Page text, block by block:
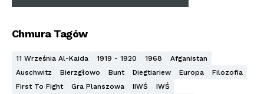
Chmura Tagów
11 Września Al-Kaida 1919 - 1920 1968
Afganistan
Auschwitz
Bierzgłowo Bunt Diegtiariew Europa
Filozofia
First To Fight
Gra Planszowa IIWŚ
IWŚ